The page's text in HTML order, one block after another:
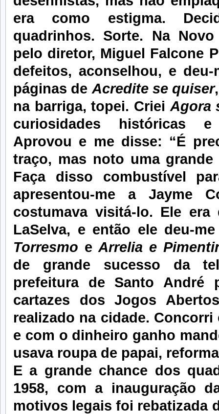
era como estigma.
quadrinhos. Sorte. Na
pelo diretor, Miguel Falcone
defeitos, aconselhou, e
páginas de Acredite se quiser
na barriga, topei. Criei Agora
curiosidades históricas e
Aprovou e me disse: “É
traço, mas noto uma
Faça disso combustível
apresentou-me a Jayme
costumava visitá-lo. Ele
LaSelva, e então ele deu-
Torresmo eArrelia e
de grande sucesso da
prefeitura de Santo André
cartazes dos Jogos
realizado na cidade.
e com o dinheiro ganho
usava roupa de papai,
E a grande chance dos
1958, com a inauguração
motivos legais foi rebatizada